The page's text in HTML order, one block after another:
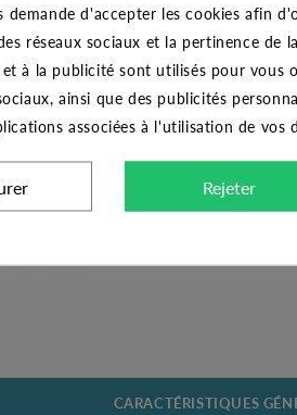
CARACTÉRISTIQUES
demande d'accepter les cookies afin
réseaux sociaux et la pertinence de
et à la publicité sont utilisés pour
ainsi que des publicités
associées à l'utilisation de vos
Rejeter